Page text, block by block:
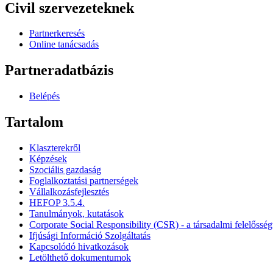
Civil szervezeteknek
Partnerkeresés
Online tanácsadás
Partneradatbázis
Belépés
Tartalom
Klaszterekről
Képzések
Szociális gazdaság
Foglalkoztatási partnerségek
Vállalkozásfejlesztés
HEFOP 3.5.4.
Tanulmányok, kutatások
Corporate Social Responsibility (CSR) - a társadalmi
Ifjúsági Információ Szolgáltatás
Kapcsolódó hivatkozások
Letölthető dokumentumok